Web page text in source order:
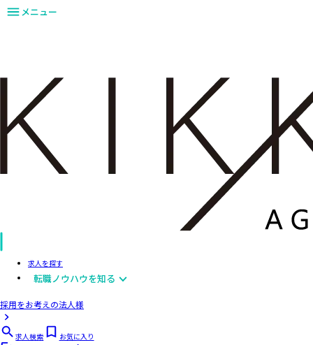
メニュー
求人を探す
転職ノウハウを知る
採用をお考えの法人様
求人検索
お気に入り